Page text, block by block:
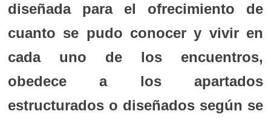
diseñada para el ofrecimiento de
cuanto se pudo conocer y vivir en
cada uno de los encuentros,
obedece a los apartados
estructurados o diseñados según se